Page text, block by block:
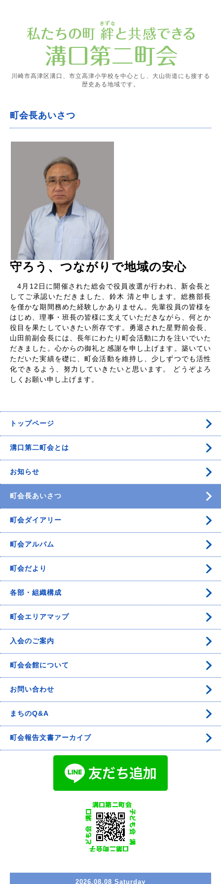
川崎市高津区溝口、市立高津小学校を中心とし、大山街道にも接する
歴史ある地域です。
町会長あいさつ
守ろう、つながりで地域の安心
4月12日に開催された総会で役員改選が行われ、新会長と
してご承認いただきました、鈴木 清と申します。総務部長
を僅かな期間務めた経験しかありません。先輩役員の皆様を
はじめ、理事・班長の皆様に支えていただきながら、何とか
役目を果たしていきたい所存です。勇退された星野前会長、
山田前副会長には、長年にわたり町会活動に力を注いでいた
だきました。心からの御礼と感謝を申し上げます。築いてい
ただいた実績を礎に、町会活動を維持し、少しずつでも活性
化できるよう、努力していきたいと思います。 どうぞよろ
しくお願い申し上げます。
トップページ
溝口第二町会とは
お知らせ
町会長あいさつ
町会ダイアリー
町会アルバム
町会だより
各部・組織構成
町会エリアマップ
入会のご案内
町会会館について
お問い合わせ
まちのQ&A
町会報告文書アーカイブ
2026.08.08 Saturday